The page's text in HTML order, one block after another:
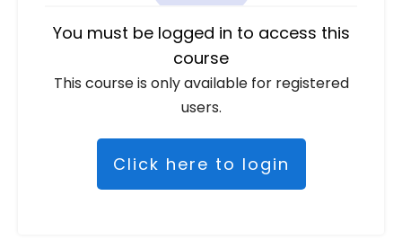
You must be logged in to access this
course
This course is only available for registered
users.
Click here to login